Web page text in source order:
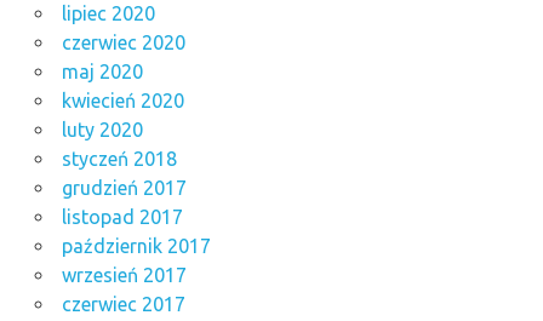
lipiec 2020
czerwiec 2020
maj 2020
kwiecień 2020
luty 2020
styczeń 2018
grudzień 2017
listopad 2017
październik 2017
wrzesień 2017
czerwiec 2017